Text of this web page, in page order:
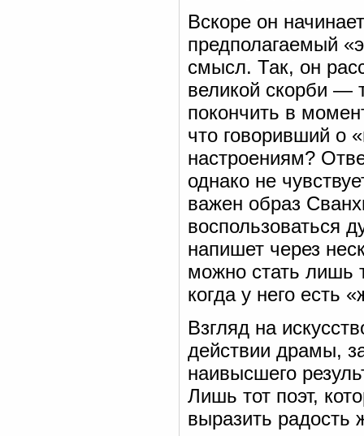
Вскоре он
предполагаемый
смысл. Так, он
великой скорби —
покончить в
что говоривший о
настроениям?
однако не
важен образ
воспользоваться
напишет через
можно стать лишь
когда у него есть
Взгляд на
действии драмы,
наивысшего
Лишь тот поэт,
выразить радость